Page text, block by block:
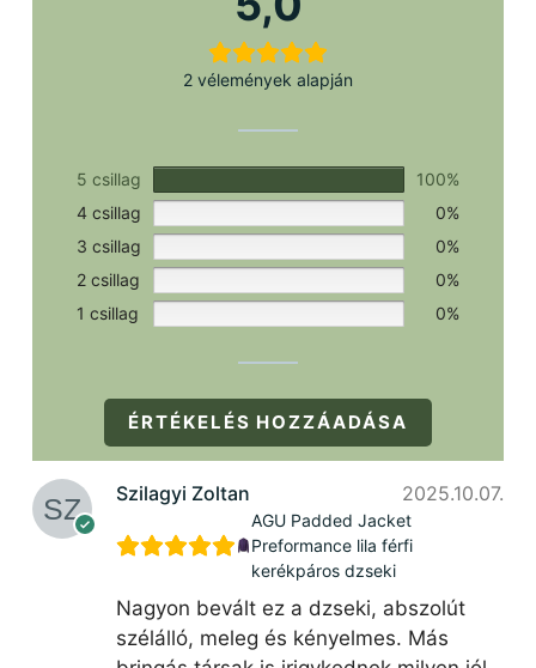
2 vélemények alapján
5 csillag
100%
4 csillag
0%
3 csillag
0%
2 csillag
0%
1 csillag
0%
ÉRTÉKELÉS HOZZÁADÁSA
Szilagyi Zoltan 2025.10.07.
AGU Padded Jacket
Preformance lila férfi
kerékpáros dzseki
Nagyon bevált ez a dzseki, abszolút
szélálló, meleg és kényelmes. Más